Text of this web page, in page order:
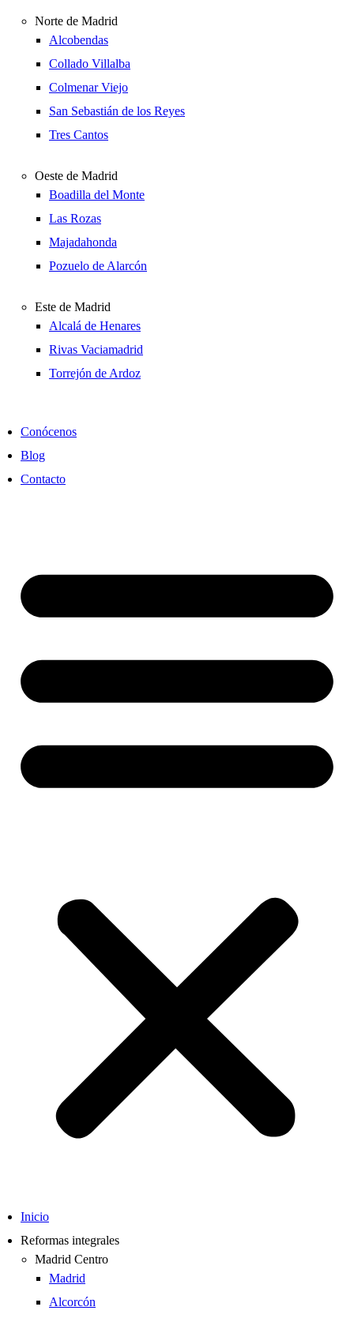
Norte de Madrid
Alcobendas
Collado Villalba
Colmenar Viejo
San Sebastián de los Reyes
Tres Cantos
Oeste de Madrid
Boadilla del Monte
Las Rozas
Majadahonda
Pozuelo de Alarcón
Este de Madrid
Alcalá de Henares
Rivas Vaciamadrid
Torrejón de Ardoz
Conócenos
Blog
Contacto
Inicio
Reformas integrales
Madrid Centro
Madrid
Alcorcón